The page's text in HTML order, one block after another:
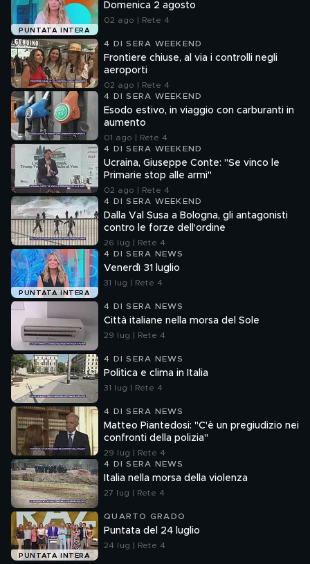
PUNTATA INTERA
Domenica 2 agosto
02 ago | Rete 4
4 DI SERA WEEKEND
Frontiere chiuse, al via i controlli negli
aeroporti
02 ago | Rete 4
4 DI SERA WEEKEND
Esodo estivo, in viaggio con carburanti in
aumento
01 ago | Rete 4
4 DI SERA WEEKEND
Ucraina, Giuseppe Conte: "Se vinco le
Primarie stop alle armi"
02 ago | Rete 4
4 DI SERA WEEKEND
Dalla Val Susa a Bologna, gli antagonisti
contro le forze dell'ordine
26 lug | Rete 4
PUNTATA INTERA
4 DI SERA NEWS
Venerdì 31 luglio
31 lug | Rete 4
4 DI SERA NEWS
Città italiane nella morsa del Sole
29 lug | Rete 4
4 DI SERA NEWS
Politica e clima in Italia
31 lug | Rete 4
4 DI SERA NEWS
Matteo Piantedosi: "C'è un pregiudizio nei
confronti della polizia"
29 lug | Rete 4
4 DI SERA NEWS
Italia nella morsa della violenza
27 lug | Rete 4
PUNTATA INTERA
QUARTO GRADO
Puntata del 24 luglio
24 lug | Rete 4